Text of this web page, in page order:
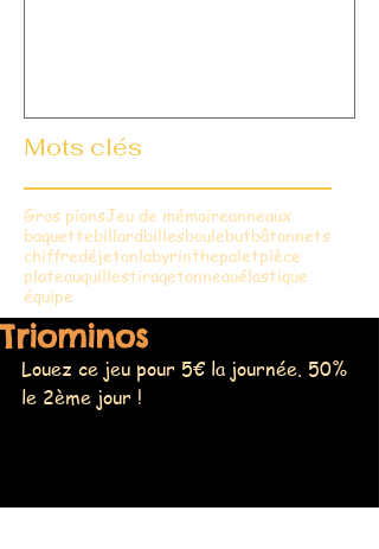
Mots clés
Gros pionsJeu de mémoireanneaux
baguettebillardbillesboulebutbâtonnets
chiffredéjetonlabyrinthepaletpièce
plateauquillestiragetonneauélastique
équipe
Triominos
Louez ce jeu pour 5€ la journée. 50%
le 2ème jour !